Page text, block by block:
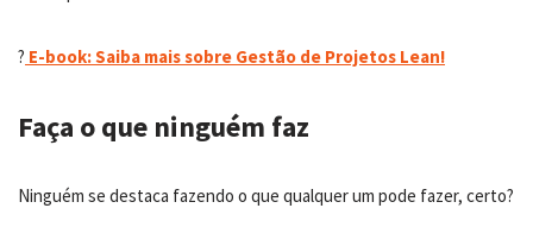
? E-book: Saiba mais sobre Gestão de Projetos Lean!
Faça o que ninguém faz
Ninguém se destaca fazendo o que qualquer um pode fazer, certo?